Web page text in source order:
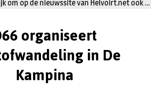
om op de nieuwssite van Helvoirt.net ook …
organiseert
in De
Kampina